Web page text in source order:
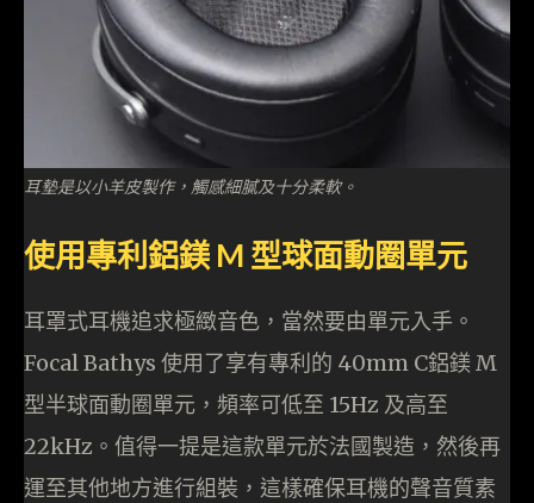
耳墊是以小羊皮製作，觸感細膩及十分柔軟。
使用專利鋁鎂 M 型球面動圈單元
耳罩式耳機追求極緻音色，當然要由單元入手。
Focal Bathys 使用了享有專利的 40mm C鋁鎂 M
型半球面動圈單元，頻率可低至 15Hz 及高至
22kHz。值得一提是這款單元於法國製造，然後再
運至其他地方進行組裝，這樣確保耳機的聲音質素